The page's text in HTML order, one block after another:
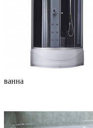
ванна